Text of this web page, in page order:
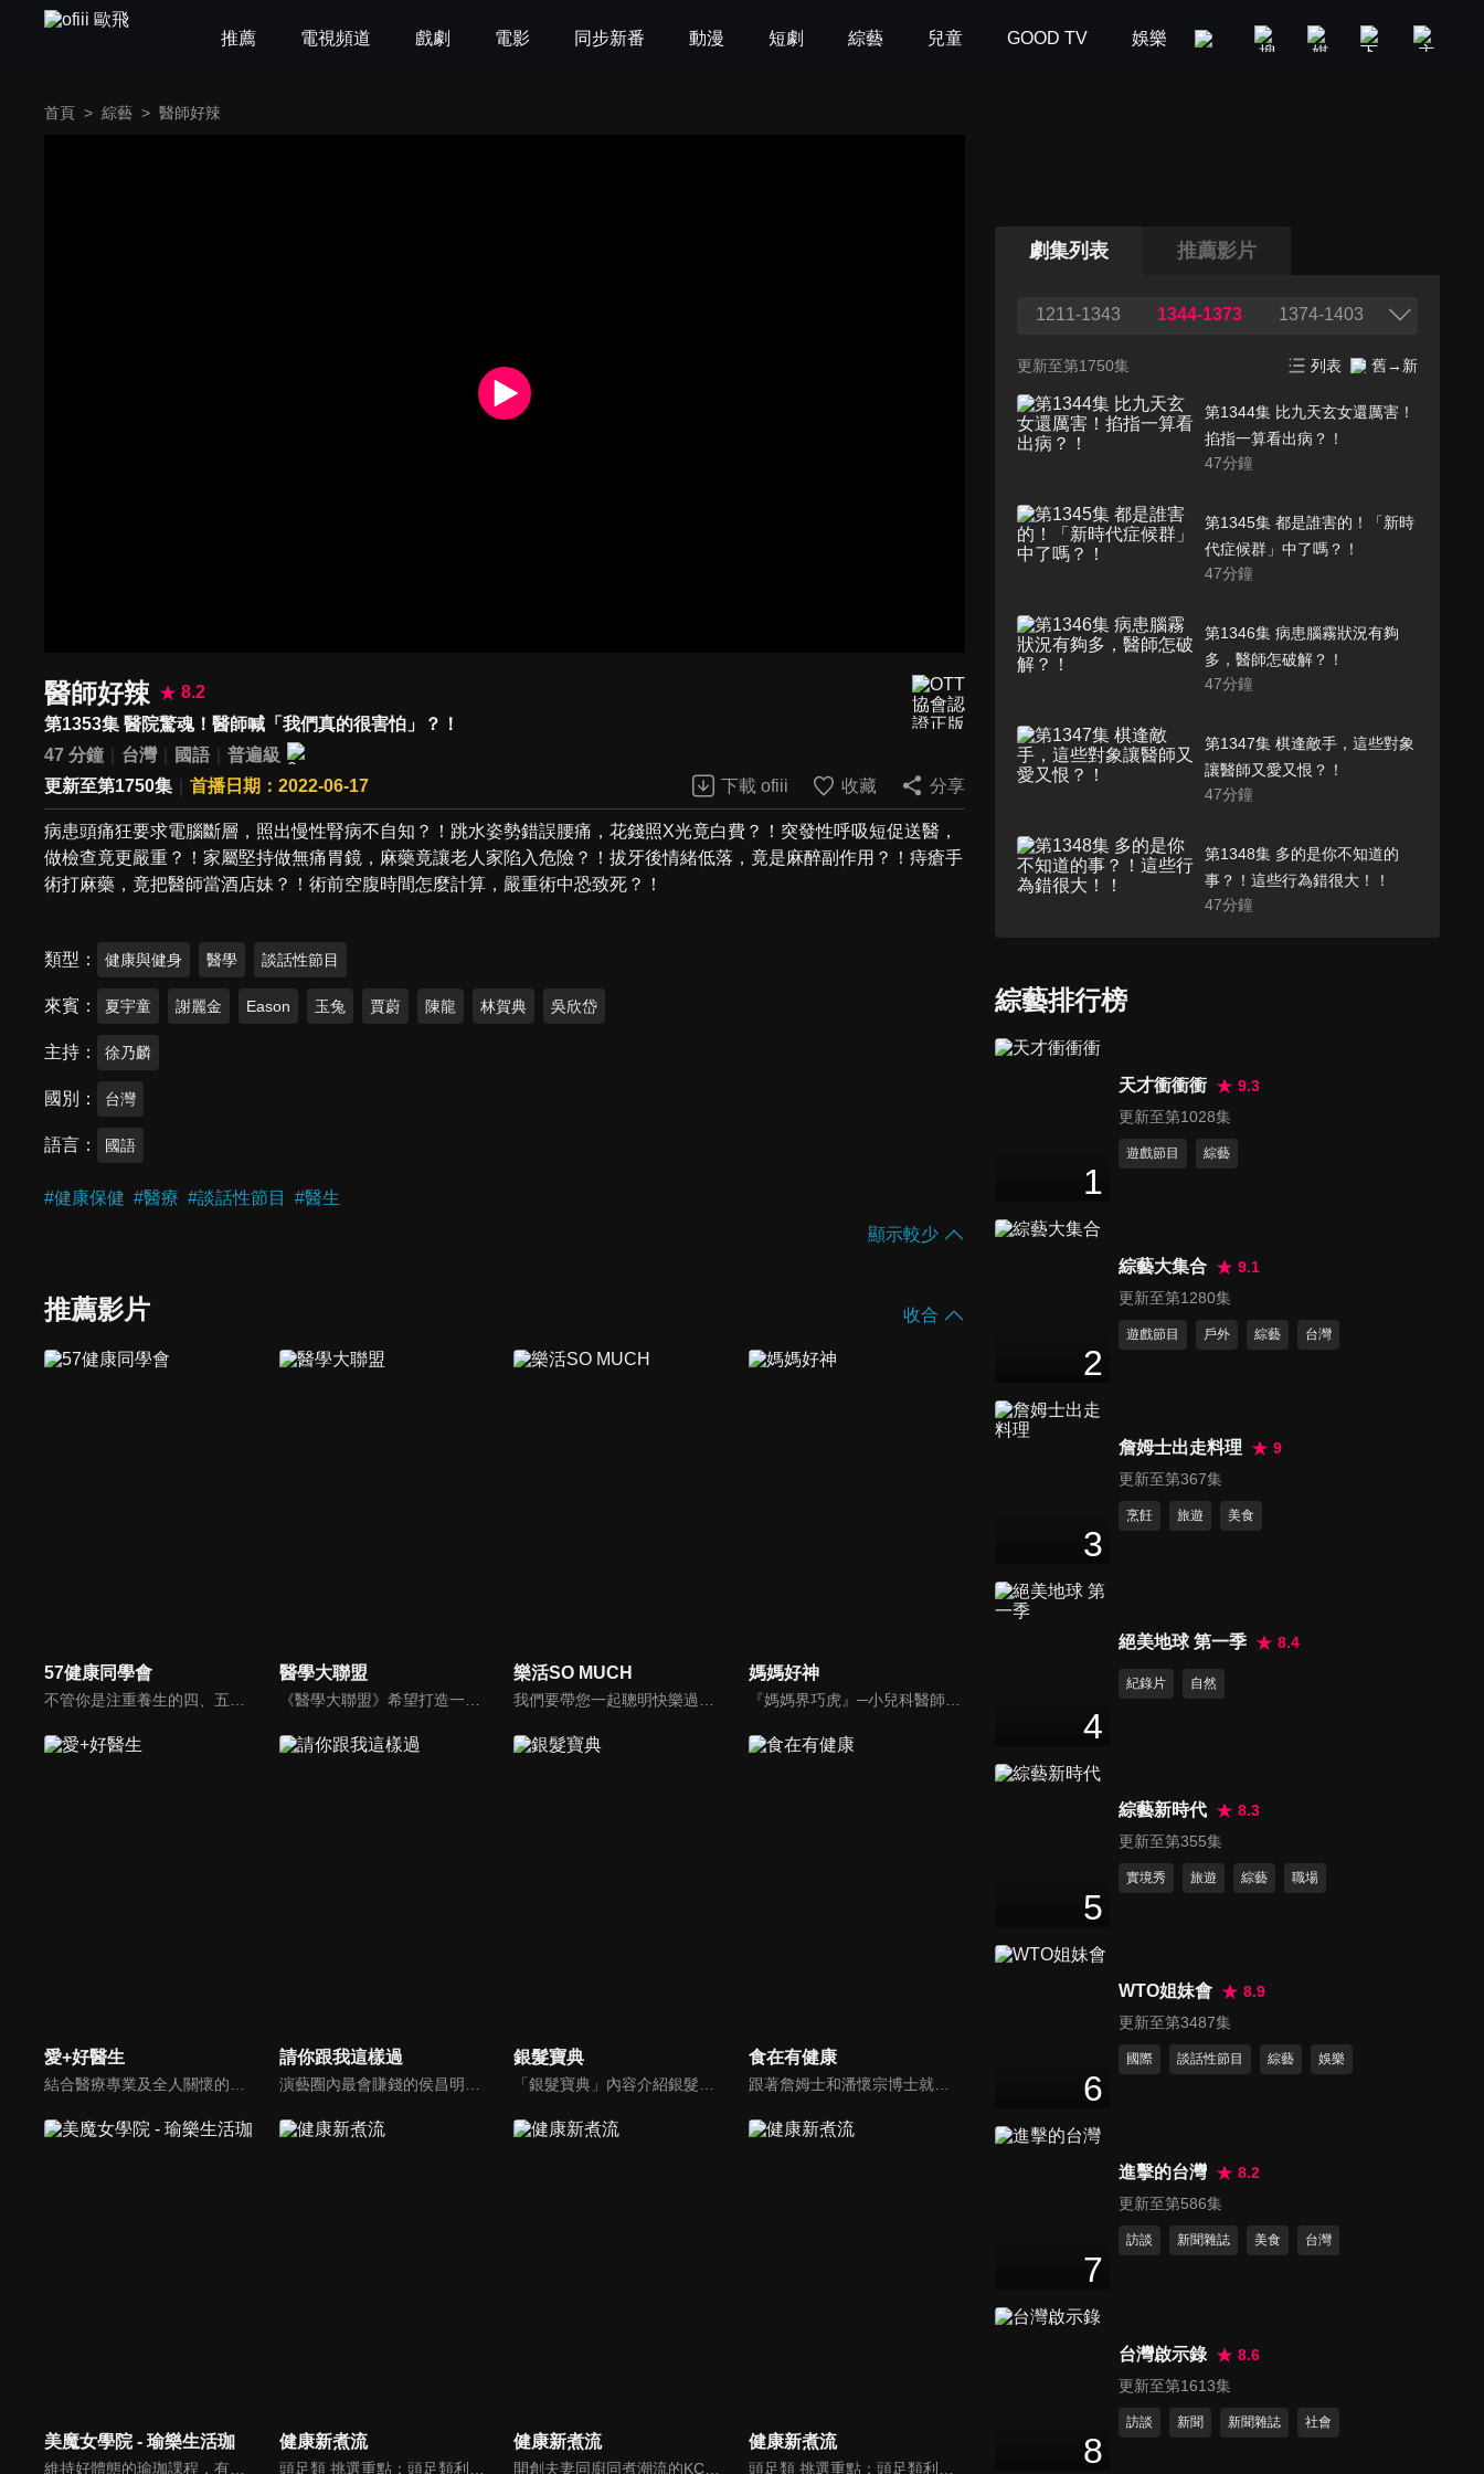
推薦 電視頻道 戲劇 電影 同步新番 動漫 短劇 綜藝 兒童 GOOD TV 娛樂 美食旅遊 新聞政論
首頁 > 綜藝 > 醫師好辣
醫師好辣
8.2
第1353集 醫院驚魂！醫師喊「我們真的很害怕」？！
47 分鐘
台灣 國語
普遍級
更新至第1750集
首播日期：2022-06-17 下載 ofiii 收藏 分享
病患頭痛狂要求電腦斷層，照出慢性腎病不自知？！跳水姿勢錯誤腰痛，花錢照X光竟白費？！突發性呼吸短促送醫，
做檢查竟更嚴重？！家屬堅持做無痛胃鏡，麻藥竟讓老人家陷入危險？！拔牙後情緒低落，竟是麻醉副作用？！痔瘡手
術打麻藥，竟把醫師當酒店妹？！術前空腹時間怎麼計算，嚴重術中恐致死？！
類型 健康與健身 醫學 談話性節目
來賓 夏宇童 謝麗金 Eason 玉兔 賈蔚 陳龍 林賀典 吳欣岱
主持 徐乃麟
國別 台灣
語言 國語
#健康保健 #醫療 #談話性節目 #醫生
顯示較少
推薦影片 收合
57健康同學會 醫學大聯盟 樂活SO MUCH 媽媽好神
愛+好醫生 請你跟我這樣過 銀髮寶典 食在有健康
跟著詹姆士和潘懷宗博士就能輕鬆學料理！只是品嚐美食之餘，身體健康也要懂得把關，每集都會傳授生活健康資訊，破除一般飲食迷思，讓大家吃得美味、活得健康！
美魔女學院 - 瑜樂生活珈
維持好體態的瑜珈課程，有著豐富的瑜珈姿勢，伸展筋骨舒緩全身疲勞，緊緻肌肉線條，不只能雕塑美美的身材也能夠讓身心靈都暢快健康，跟上我們的腳步一起踏上瑜樂生活珈，輕鬆好上手，快樂享瘦！
健康新煮流
頭足類 挑選重點：頭足類利用清洗時去除內臟可以降低膽固醇的攝取。挑選雙眼清澈明亮，眼球稍微凸出，肉質結實有彈性為佳。身體具透明感，觸腕或是吸盤一碰到活體就會吸附住便是新鮮的。
健康新煮流
開創夫妻同廚同煮潮流的KC夫婦，繼《健康醫食代》後，走出攝影棚，帶大家全台走透透，發掘上帝賞賜的美味食材，內容融合新加坡南洋風和客家純樸味，加上台灣獨特的閩南風情，互相激盪交織出的火花，打造出獨一無二的美食節目。
健康新煮流
頭足類 挑選重點：頭足類利用清洗時去除內臟可以降低膽固醇的攝取。挑選雙眼清澈明亮，眼球稍微凸出，肉質結實有彈性為佳。身體具透明感，觸腕或是吸盤一碰到活體就會吸附住便是新鮮的。
劇集列表 推薦影片
1211-1343 1344-1373 1374-1403
更新至第1750集 列表 舊→新
第1344集 比九天玄女還厲害！
掐指一算看出病？！
47分鐘
第1345集 都是誰害的！「新時
代症候群」中了嗎？！
47分鐘
第1346集 病患腦霧狀況有夠
多，醫師怎破解？！
47分鐘
第1347集 棋逢敵手，這些對象
讓醫師又愛又恨？！
47分鐘
第1348集 多的是你不知道的
事？！這些行為錯很大！！
47分鐘
第1350集 驚爆超慘下場！還敢
47分鐘
第1352集 護理師好萬能？怒控
47 分鐘
47分鐘
第1354集 可能讓你很意外的
為何這樣對我們？！
47
第1357集 有好事「降落」？背
後危機你可能沒算到？！
理主持的逆襲！
第1359集 別把身體當盤子！這
第1360集 別再對我另眼相看，
醫師看病大小眼？！
47
第1362集 醫院進得去出不來？
專業解析一次看！
綜藝排行榜
1
天才衝衝衝
9.3
更新至第1028集
遊戲節目 綜藝
2
綜藝大集合
9.1
更新至第1280集
遊戲節目 戶外 綜藝 台灣
3
詹姆士出走料理
9
更新至第367集
烹飪 旅遊 美食
4
絕美地球 第一季 8.4
紀錄片 自然
5
綜藝新時代
8.3
更新至第355集
實境秀 旅遊 綜藝 職場
6
WTO姐妹會
8.9
更新至第3487集
國際 談話性節目 綜藝 娛樂
7
進擊的台灣
8.2
更新至第586集
訪談 新聞雜誌 美食 台灣
8
台灣啟示錄
8.6
更新至第1613集
訪談 新聞 新聞雜誌 社會